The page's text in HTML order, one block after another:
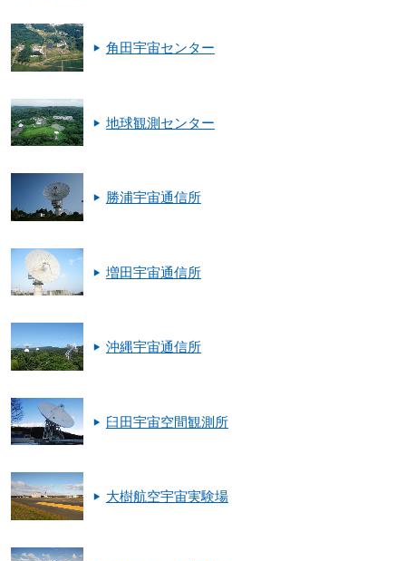
角田宇宙センター
地球観測センター
勝浦宇宙通信所
増田宇宙通信所
沖縄宇宙通信所
臼田宇宙空間観測所
大樹航空宇宙実験場